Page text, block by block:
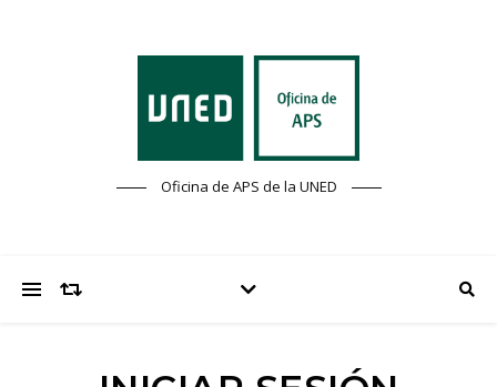
Oficina de APS de la UNED